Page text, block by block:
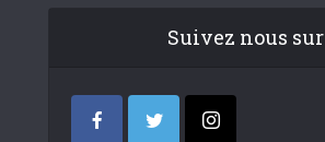
Suivez nous sur